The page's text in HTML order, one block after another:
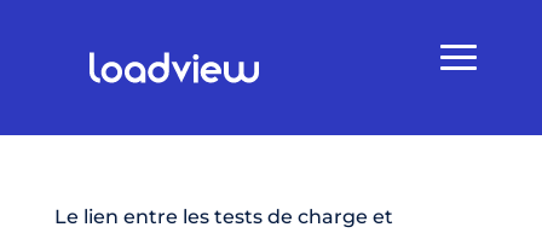
Le lien entre les tests de charge et